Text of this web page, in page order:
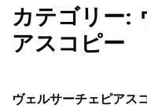
カテゴリー:
アスコピー
ヴェルサーチェピアス